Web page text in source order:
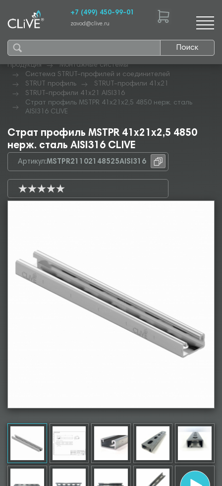
Поиск
+7 (499) 450-99-01
zavod@clive.ru
Продукция
Монтажные системы
Система STRUT-профилей и соединителей
STRUT профиль
STRUT-профили 41х21
STRUT-профили 41х21 AISI316
Страт профиль MSTPR 41х21х2,5 4850 нерж. сталь
AISI316 CLIVE
Страт профиль MSTPR 41х21х2,5 4850
нерж. сталь AISI316 CLIVE
Артикул:MSTPR21102148525AISI316